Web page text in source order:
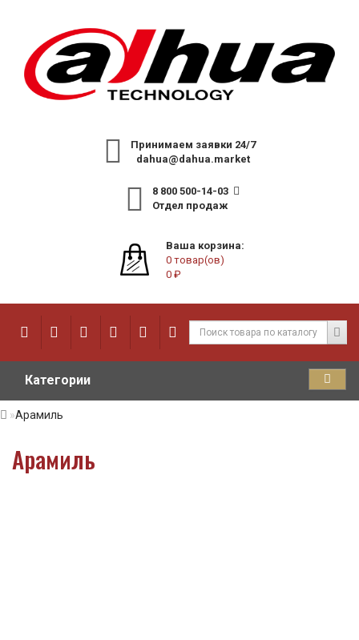
Принимаем заявки 24/7
dahua@dahua.market
8 800 500-14-03
Отдел продаж
Ваша корзина:
0 товар(ов)
0 ₽
Категории
Арамиль
Арамиль